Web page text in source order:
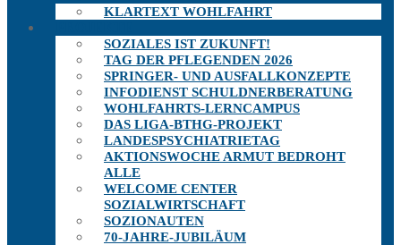
KLARTEXT WOHLFAHRT
SOZIALES IST ZUKUNFT!
TAG DER PFLEGENDEN 2026
SPRINGER- UND AUSFALLKONZEPTE
INFODIENST SCHULDNERBERATUNG
WOHLFAHRTS-LERNCAMPUS
DAS LIGA-BTHG-PROJEKT
LANDESPSYCHIATRIETAG
AKTIONSWOCHE ARMUT BEDROHT
ALLE
WELCOME CENTER
SOZIALWIRTSCHAFT
SOZIONAUTEN
70-JAHRE-JUBILÄUM